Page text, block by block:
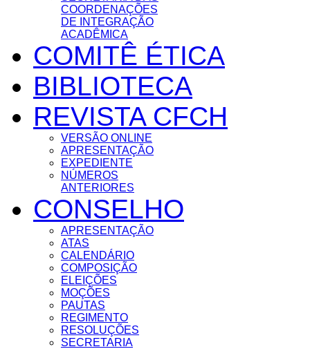
COORDENAÇÕES
DE INTEGRAÇÃO
ACADÊMICA
COMITÊ ÉTICA
BIBLIOTECA
REVISTA CFCH
VERSÃO ONLINE
APRESENTAÇÃO
EXPEDIENTE
NÚMEROS
ANTERIORES
CONSELHO
APRESENTAÇÃO
ATAS
CALENDÁRIO
COMPOSIÇÃO
ELEIÇÕES
MOÇÕES
PAUTAS
REGIMENTO
RESOLUÇÕES
SECRETARIA